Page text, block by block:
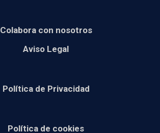
Colabora con nosotros
Aviso Legal
Política de Privacidad
Política de cookies